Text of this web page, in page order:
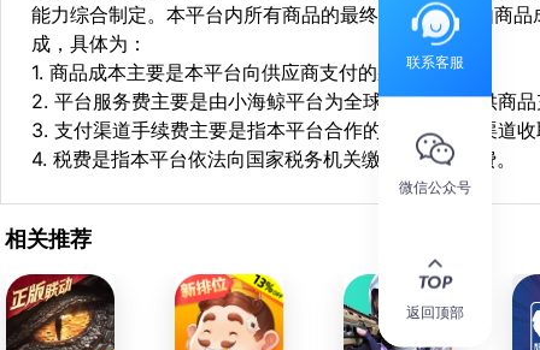
能力综合制定。本平台内所有商品的最终销售价格均由商
成，具体为：
1. 商品成本主要是本平台向供应商支付的采购成本；
2. 平台服务费主要是由小海鲸平台为全球华人用户提供商
3. 支付渠道手续费主要是指本平台合作的第三方支付渠道
4. 税费是指本平台依法向国家税务机关缴纳的各项税费。
相关推荐
联系客服
微信公众号
返回顶部